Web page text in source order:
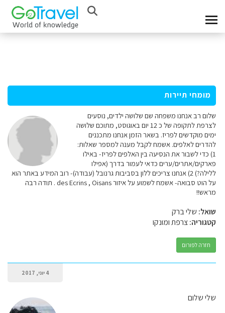
מומחי תיירות
שלום רב אנחנו משפחה שם שלושה ילדים, נוסעים
לצרפת לתקופה של כ 12 יום באוגוסט, מתוכם שלושה
ימים מוקדשים לפריז. בשאר הזמן אנחנו מתכננים
להדרים לאלפים. אשמח לקבל מענה למספר שאלות:
1) כדי לשבור את הנסיעה בין האלפים לפריז- באילו
פארקים/אתרים/ערים כדאי לעמור בדרך (אפילו
ללילה?) 2) אנחנו צריכים ללון בסביבות גרנובל (עבודה)- רוב המידע באתר הוא
על הוט סבואה- אשמח לשמוע על איזור des Ecrins , Oisans . תודה רבה
מראש!!
שואל: שלי ברק
קטגוריה:צרפת ומונקו
חזרה לפורום
4 יוני, 2017
שלי שלום